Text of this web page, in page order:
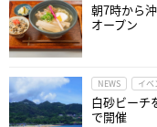
朝7時から
オープン
NEWS イベ
白砂ビーチ
で開催